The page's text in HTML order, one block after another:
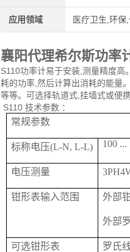
应用领域 医疗卫生,环保
襄阳代理希尔斯功率
S110功率计易于安装,测量精度高
耗的功率,然后计算出消耗的能量
等等。可选择轨道式,挂墙式或便携
S110 技术参数 ：
常规参数
标称电压(L-N, L-L) 100 ...
电压测量
钳形表输入范围 外部
外部
可选钳形表 罗氏